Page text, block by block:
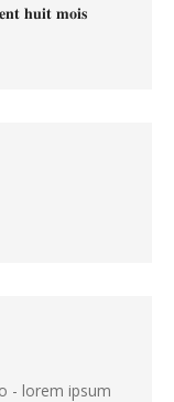
𝐡𝐮𝐢𝐭 𝐦𝐨𝐢𝐬
- lorem ipsum